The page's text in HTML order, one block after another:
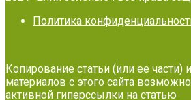
Политика
Копирование статьи (или ее части)
материалов с этого сайта
активной гиперссылки на статью